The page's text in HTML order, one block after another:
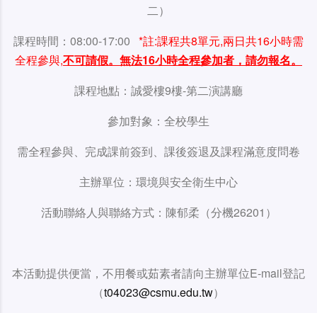
二）
課程時間：08:00-17:00 *註:課程共8單元,兩日共16小時需
全程參與,不可請假。無法16小時全程參加者，請勿報名。
課程地點：誠愛樓9樓-第二演講廳
參加對象：全校學生
需全程參與、完成課前簽到、課後簽退及課程滿意度問卷
主辦單位：環境與安全衛生中心
活動聯絡人與聯絡方式：陳郁柔（分機26201）
本活動提供便當，不用餐或茹素者請向主辦單位E-mail登記
（t04023@csmu.edu.tw）